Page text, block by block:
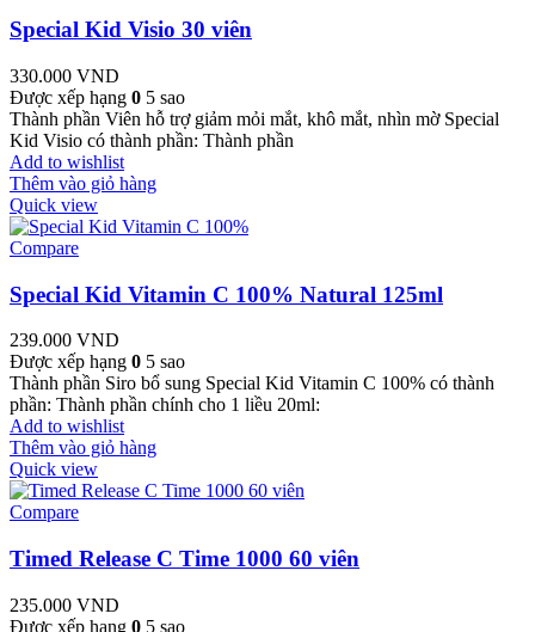
Special Kid Visio 30 viên
330.000 VND
Được xếp hạng 0 5 sao
Thành phần Viên hỗ trợ giảm mỏi mắt, khô mắt, nhìn mờ Special
Kid Visio có thành phần: Thành phần
Add to wishlist
Thêm vào giỏ hàng
Quick view
Compare
Special Kid Vitamin C 100% Natural 125ml
239.000 VND
Được xếp hạng 0 5 sao
Thành phần Siro bổ sung Special Kid Vitamin C 100% có thành
phần: Thành phần chính cho 1 liều 20ml:
Add to wishlist
Thêm vào giỏ hàng
Quick view
Compare
Timed Release C Time 1000 60 viên
235.000 VND
Được xếp hạng 0 5 sao